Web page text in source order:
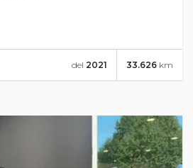
33.626 km
del 2021